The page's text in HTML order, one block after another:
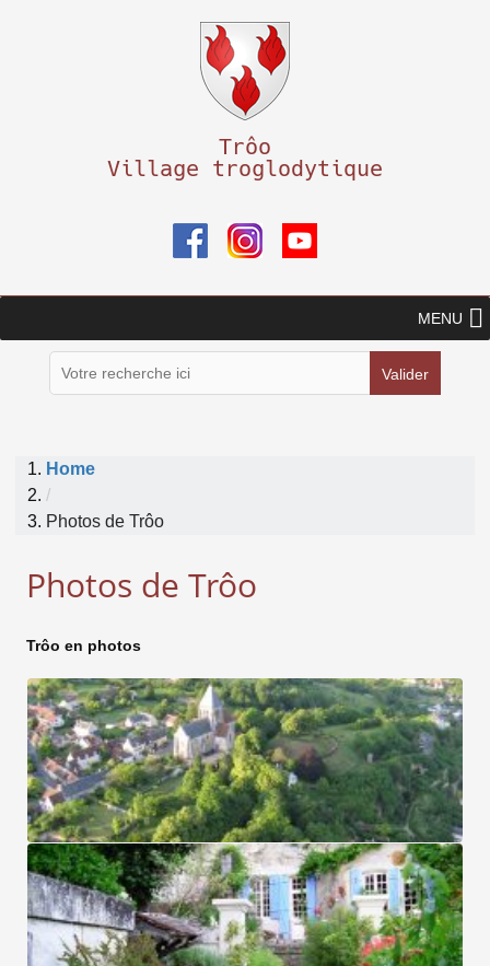
Skip to Content
Trôo
Village troglodytique
MENU
Home
/
Photos de Trôo
Photos de Trôo
Trôo en photos